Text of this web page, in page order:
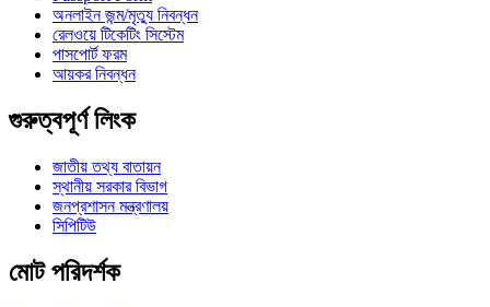
অনলাইন জন্ম/মৃত্যু নিবন্ধন
রেলওয়ে টিকেটিং সিস্টেম
পাসপোর্ট ফরম
আয়কর নিবন্ধন
গুরুত্বপূর্ণ লিংক
জাতীয় তথ্য বাতায়ন
স্থানীয় সরকার বিভাগ
জনপ্রশাসন মন্ত্রণালয়
সিপিটিউ
মোট পরিদর্শক